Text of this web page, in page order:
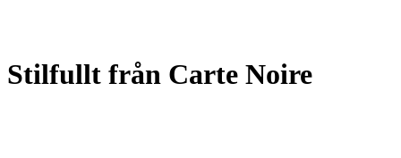
Stilfullt från Carte Noire